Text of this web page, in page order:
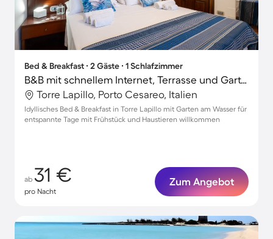
Bed & Breakfast ∙ 2 Gäste ∙ 1 Schlafzimmer
B&B mit schnellem Internet, Terrasse und Garten | Gartenblick | Perfekt für die Arbeit von Zuhause
Torre Lapillo, Porto Cesareo, Italien
Idyllisches Bed & Breakfast in Torre Lapillo mit Garten am Wasser für
entspannte Tage mit Frühstück und Haustieren willkommen
ab 31 €
pro Nacht
Zum Angebot